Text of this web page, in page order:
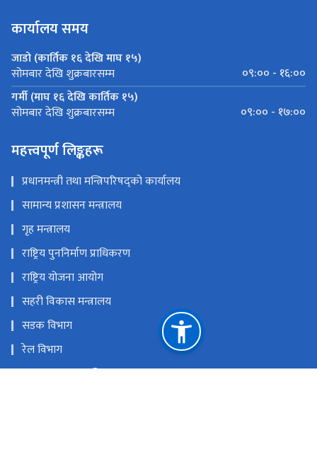
कार्यालय समय
जाडो (कार्तिक १६ देखि माघ १५)
सोमबार देखि शुक्रबारसम्म
०९:०० - १६:००
गर्मी (माघ १६ देखि कार्तिक १५)
सोमबार देखि शुक्रबारसम्म ०९:०० - १७:००
महत्त्वपूर्ण लिङ्कहरू
प्रधानमन्त्री तथा मन्त्रिपरिषद्को कार्यालय
सामान्य प्रशासन मन्त्रालय
गृह मन्त्रालय
राष्ट्रिय पुननिर्माण प्राधिकरण
राष्ट्रिय योजना आयोग
सहरी विकास मन्त्रालय
सडक विभाग
रेल विभाग
यातायात व्यवस्था विभाग